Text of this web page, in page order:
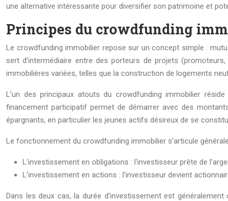
une alternative intéressante pour diversifier son patrimoine et
Principes du crowdfunding
Le crowdfunding immobilier repose sur un concept simple :
sert d’intermédiaire entre des porteurs de projets
immobilières variées, telles que la construction de logements
L’un des principaux atouts du crowdfunding immobilier
financement participatif permet de démarrer avec des
épargnants, en particulier les jeunes actifs désireux de se
Le fonctionnement du crowdfunding immobilier s’articule
L’investissement en obligations : l’investisseur prête de
L’investissement en actions : l’investisseur devient
Dans les deux cas, la durée d’investissement est